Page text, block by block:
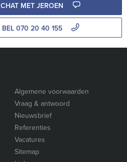
CHAT MET JEROEN
BEL 070 20 40 155
Algemene voorwaarden
Vraag & antwoord
Nieuwsbrief
Referenties
Vacatures
Sitemap